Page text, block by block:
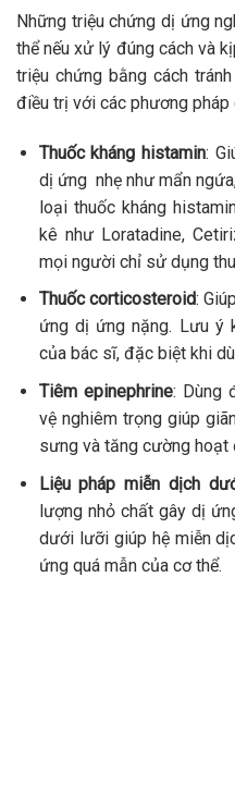
Những triệu chứng dị ứng
thể nếu xử lý đúng cách và
triệu chứng bằng cách
điều trị với các phương pháp
Thuốc kháng histamin:
dị ứng nhẹ như mẩn
loại thuốc kháng
kê như Loratadine,
mọi người chỉ sử dụng
Thuốc corticosteroid:
ứng dị ứng nặng. Lưu ý
của bác sĩ, đặc biệt khi
Tiêm epinephrine: Dùng
vệ nghiêm trọng giúp
sưng và tăng cường hoạt
Liệu pháp miễn dịch
lượng nhỏ chất gây dị
dưới lưỡi giúp hệ miễn
ứng quá mẫn của cơ thể.